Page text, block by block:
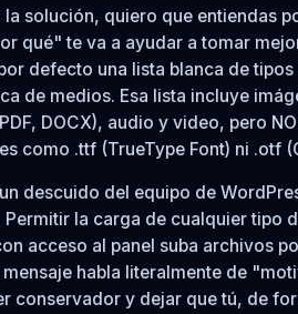
solución, quiero que entiendas
qué" te va a ayudar a tomar
defecto una lista blanca de
de medios. Esa lista incluye
DOCX), audio y video, pero
como .ttf (TrueType Font) ni .otf
descuido del equipo de
la carga de cualquier tipo
acceso al panel suba archivos
habla literalmente de
conservador y dejar que tú, de